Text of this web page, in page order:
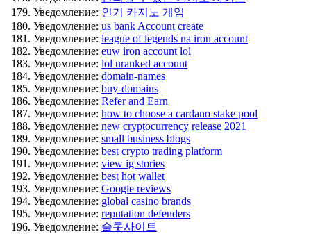
Уведомление: 인기 카지노 게임
Уведомление: us bank Account create
Уведомление: league of legends na iron account
Уведомление: euw iron account lol
Уведомление: lol uranked account
Уведомление: domain-names
Уведомление: buy-domains
Уведомление: Refer and Earn
Уведомление: how to choose a cardano stake pool
Уведомление: new cryptocurrency release 2021
Уведомление: small business blogs
Уведомление: best crypto trading platform
Уведомление: view ig stories
Уведомление: best hot wallet
Уведомление: Google reviews
Уведомление: global casino brands
Уведомление: reputation defenders
Уведомление: 슬롯사이트